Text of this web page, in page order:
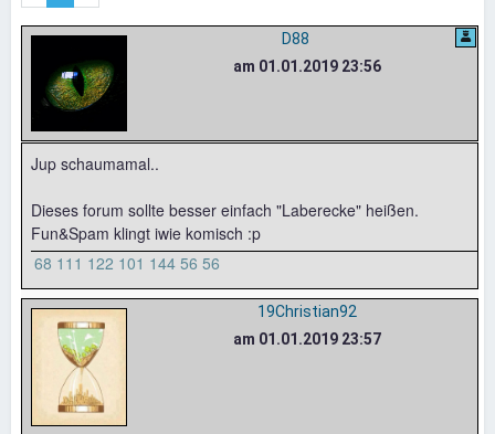
D88
am 01.01.2019 23:56
Jup schaumamal..
Dieses forum sollte besser einfach "Laberecke" heißen.
Fun&Spam klingt iwie komisch :p
68 111 122 101 144 56 56
19Christian92
am 01.01.2019 23:57